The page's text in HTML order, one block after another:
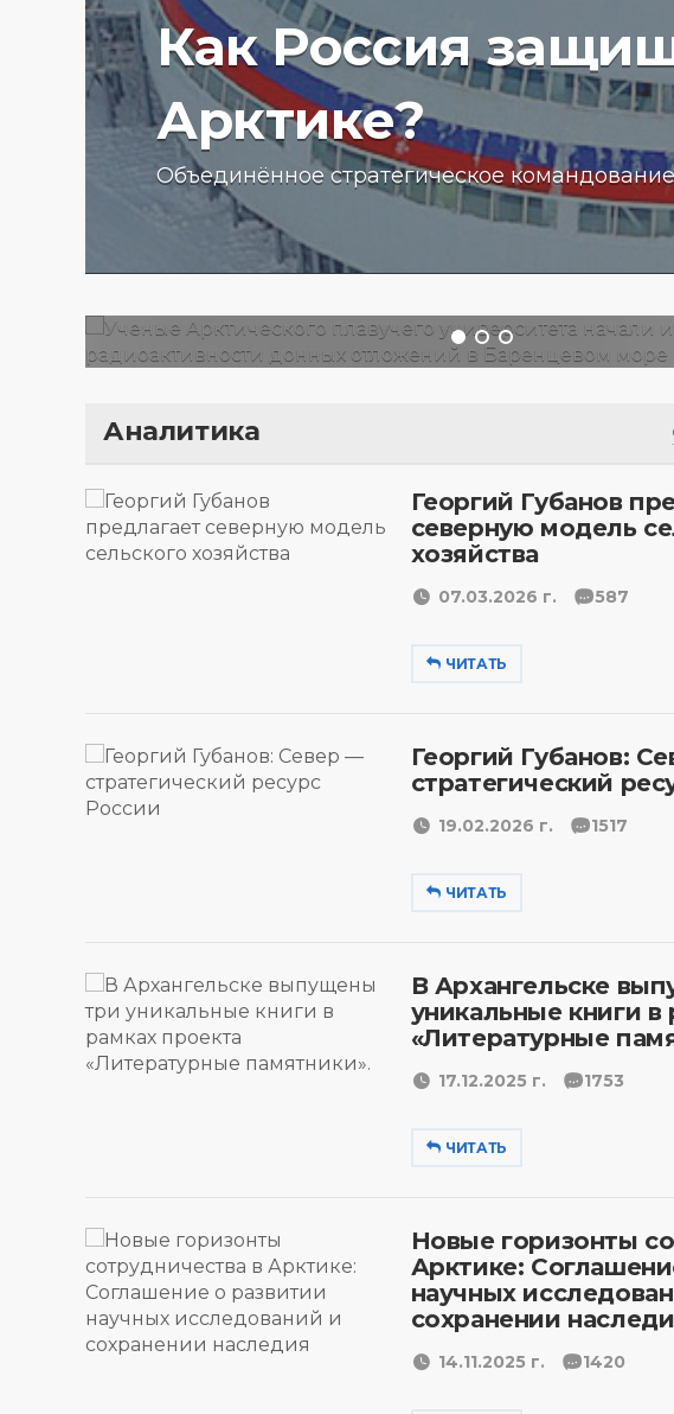
Как Россия
Арктике?
Объединённое стратегическое
Ученые Арктического плавучего
университета начали изучение
радиоактивности донных
отложений в Баренцевом море
Аналитика
Георгий Губанов
северную модель
хозяйства
07.03.2026 г. 587
ЧИТАТЬ
Георгий Губанов:
стратегический
19.02.2026 г. 1517
ЧИТАТЬ
В Архангельске
уникальные книги в
«Литературные
17.12.2025 г. 1753
ЧИТАТЬ
Новые горизонты
Арктике:
научных
сохранении
14.11.2025 г. 1420